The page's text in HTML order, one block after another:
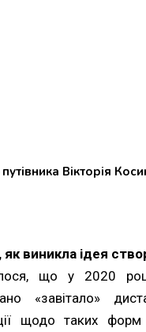
Вікторія
як виникла ідея
що у 2020
«завітало»
щодо таких